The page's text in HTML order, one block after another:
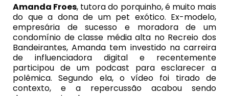
Amanda Froes, tutora do porquinho, é muito mais
do que a dona de um pet exótico. Ex-modelo,
empresária de sucesso e moradora de um
condomínio de classe média alta no Recreio dos
Bandeirantes, Amanda tem investido na carreira
de influenciadora digital e recentemente
participou de um podcast para esclarecer a
polêmica. Segundo ela, o vídeo foi tirado de
contexto, e a repercussão acabou sendo